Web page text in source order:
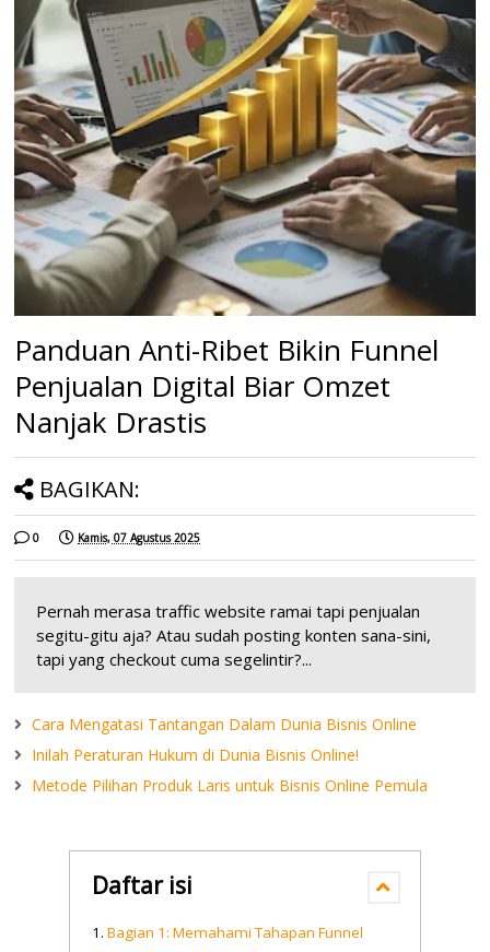
Panduan Anti-Ribet Bikin Funnel
Penjualan Digital Biar Omzet
Nanjak Drastis
BAGIKAN:
0 Kamis, 07 Agustus 2025
Pernah merasa traffic website ramai tapi penjualan
segitu-gitu aja? Atau sudah posting konten sana-sini,
tapi yang checkout cuma segelintir?...
Cara Mengatasi Tantangan Dalam Dunia Bisnis Online
Inilah Peraturan Hukum di Dunia Bisnis Online!
Metode Pilihan Produk Laris untuk Bisnis Online Pemula
Daftar isi
Bagian 1: Memahami Tahapan Funnel